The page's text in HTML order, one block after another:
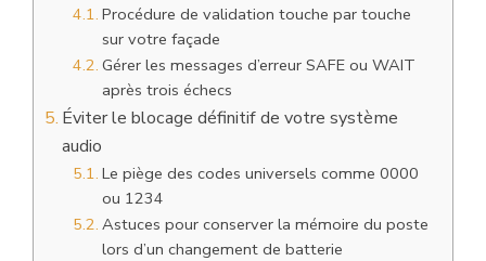
Procédure de validation touche par touche
sur votre façade
Gérer les messages d’erreur SAFE ou WAIT
après trois échecs
Éviter le blocage définitif de votre système
audio
Le piège des codes universels comme 0000
ou 1234
Astuces pour conserver la mémoire du poste
lors d’un changement de batterie